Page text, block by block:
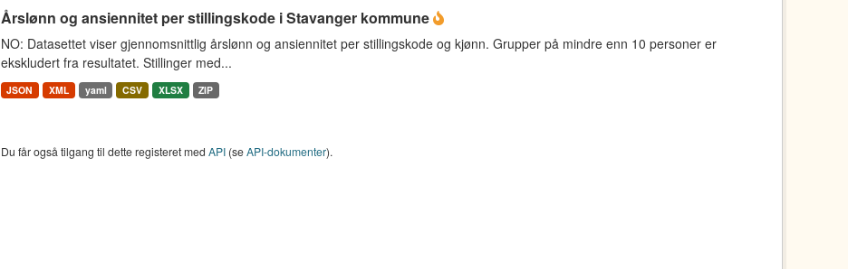
Årslønn og ansiennitet per stillingskode i Stavanger kommune
NO: Datasettet viser gjennomsnittlig årslønn og ansiennitet per stillingskode og kjønn. Grupper på mindre enn 10 personer er
ekskludert fra resultatet. Stillinger med...
JSON XML yaml CSV XLSX ZIP
Du får også tilgang til dette registeret med API(seAPI-dokumenter).